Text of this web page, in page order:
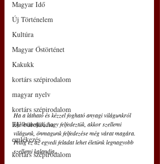
Magyar Idő
Új Történelem
Kultúra
Magyar Őstörténet
Kakukk
kortárs szépirodalom
magyar nyelv
kortárs szépirodalom
EU bürokrácia
emlékezés
kortárs szépirodalom
Ha a látható és kézzel fogható anyagi világunkról
kijelenthetjük, hogy felfedeztük, akkor szellemi
világunk, önmagunk felfedezése még várat magára.
Pedig ez az egyedi feladat lehet életünk legnagyobb
szellemi kalandja...